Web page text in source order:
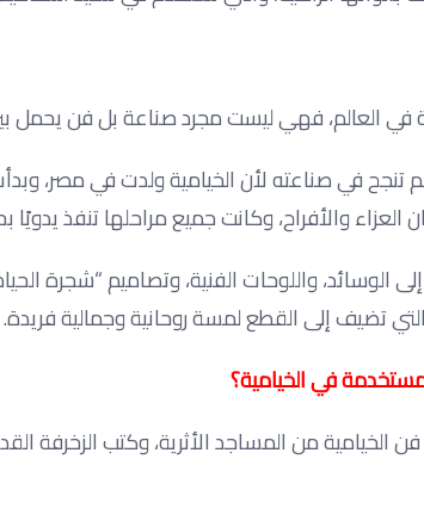
العالم، فهي ليست مجرد صناعة بل فن يحمل
تنجح في صناعته لأن الخيامية ولدت في مصر،
والأفراح، وكانت جميع مراحلها تنفذ يدويًا
الوسائد، واللوحات الفنية، وتصاميم “شجرة
تضيف إلى القطع لمسة روحانية وجمالية فريدة.
في الخيامية؟
من المساجد الأثرية، وكتب الزخرفة